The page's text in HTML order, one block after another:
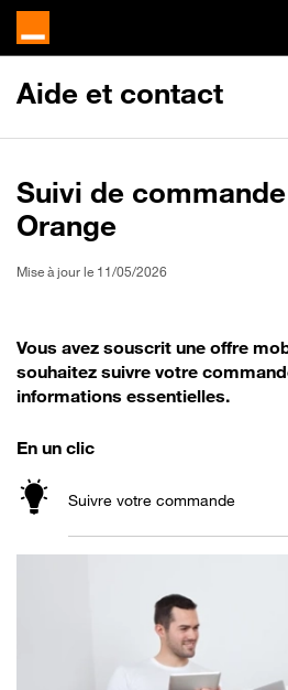
Aide et contact
Suivi de
Orange
Mise à jour le 11/05/2026
Vous avez souscrit une offre
souhaitez suivre votre
informations essentielles.
En un clic
Suivre votre commande